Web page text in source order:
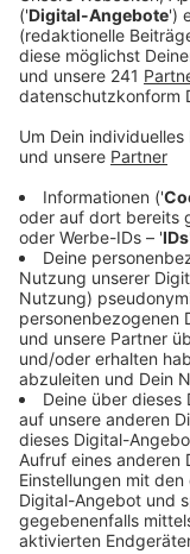
aufgenommen
Vorwürfe aus
Veröffentlicht:
Anzeige
Die wirft der
Einsatz am 21.
lassen, dass sie
eingesetzt und
gerufen hat.
Die Polizei stellt
Demnach haben
tätlich
stimmt, soll jetzt
herausfinden.